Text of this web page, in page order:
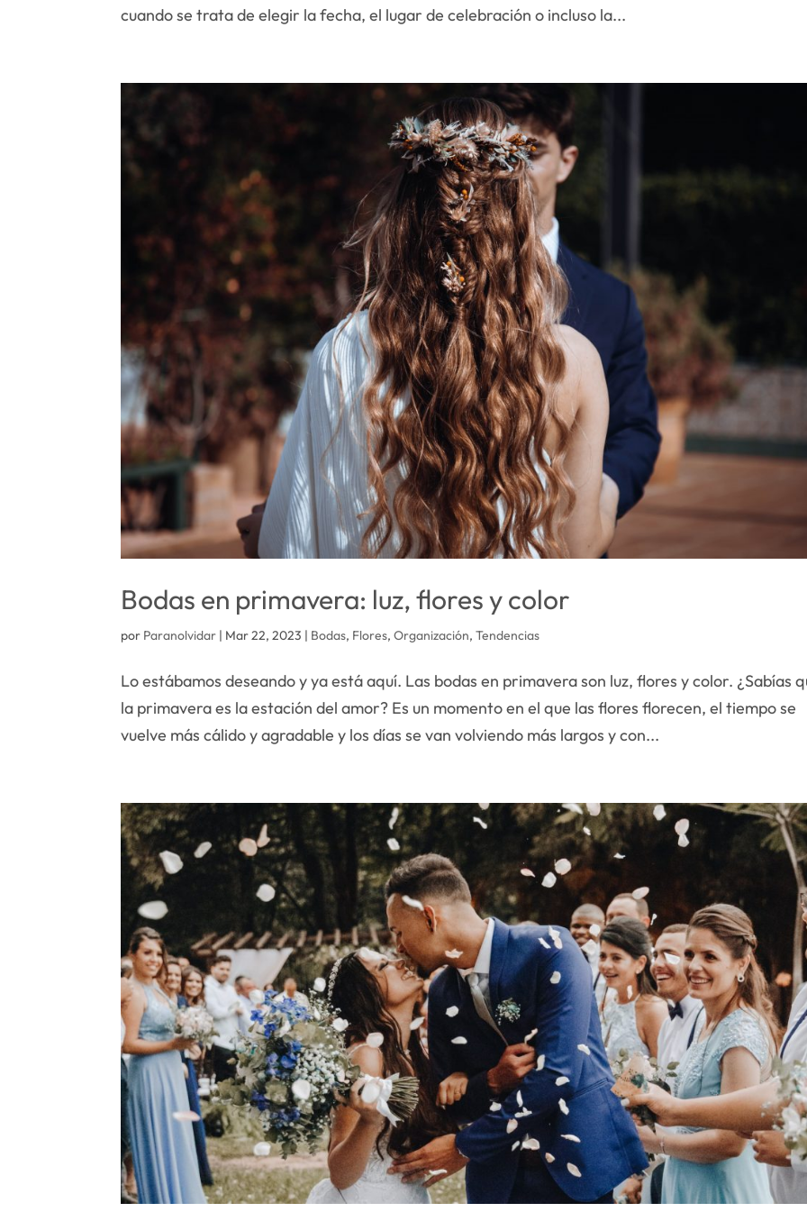
cuando se trata de elegir la fecha, el lugar de celebración o incluso la...
Bodas en primavera: luz, flores y color
por Paranolvidar | Mar 22, 2023 | Bodas, Flores,Organización,Tendencias
Lo estábamos deseando y ya está aquí. Las bodas en primavera son luz, flores y color. ¿Sabías
la primavera es la estación del amor? Es un momento en el que las flores florecen, el tiempo se
vuelve más cálido y agradable y los días se van volviendo más largos y con...